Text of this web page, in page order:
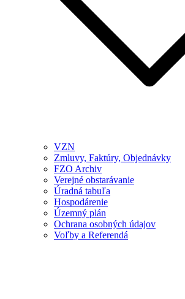
VZN
Zmluvy, Faktúry, Objednávky
FZO Archiv
Verejné obstarávanie
Úradná tabuľa
Hospodárenie
Územný plán
Ochrana osobných údajov
Voľby a Referendá